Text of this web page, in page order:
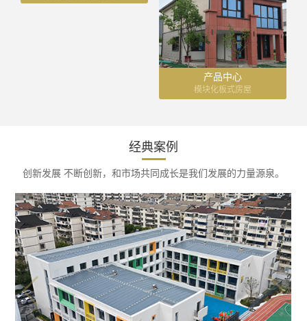
产品中心
模块化板式房屋
经典案例
创新发展 不断创新，和市场共同成长是我们发展的力量源泉。